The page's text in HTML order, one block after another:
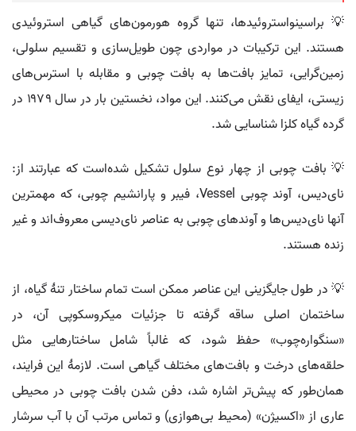
💡 براسینواستروئیدها، تنها گروه هورمون‌های گیاهی استروئیدی
هستند. این ترکیبات در مواردی چون طویل‌سازی و تقسیم سلولی،
زمین‌گرایی، تمایز بافت‌ها به بافت چوبی و مقابله با استرس‌های
زیستی، ایفای نقش می‌کنند. این مواد، نخستین بار در سال ۱۹۷۹ در
گرده گیاه کلزا شناسایی شد.
💡 بافت چوبی از چهار نوع سلول تشکیل شده‌است که عبارتند از:
نای‌دیس، آوند چوبی Vessel، فیبر و پارانشیم چوبی، که مهمترین
آنها نای‌دیس‌ها و آوندهای چوبی به عناصر نای‌دیسی معروف‌اند و غیر
زنده هستند.
💡 در طول جایگزینی این عناصر ممکن است تمام ساختار تنهٔ گیاه، از
ساختمان اصلی ساقه گرفته تا جزئیات میکروسکوپی آن، در
«سنگواره‌چوب» حفظ شود، که غالباً شامل ساختارهایی مثل
حلقه‌های درخت و بافت‌های مختلف گیاهی است. لازمهٔ این فرایند،
همان‌طور که پیش‌تر اشاره شد، دفن شدن بافت چوبی در محیطی
عاری از «اکسیژن» (محیط بی‌هوازی) و تماس مرتب آن با آب سرشار